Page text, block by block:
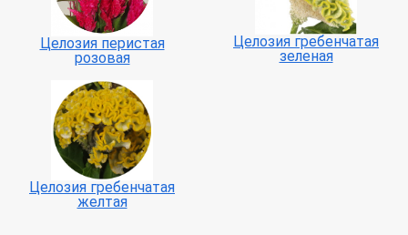
Целозия перистая
розовая
Целозия гребенчатая
зеленая
Целозия гребенчатая
желтая